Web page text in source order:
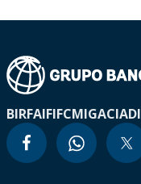
BIRFAIFIFCMIGACIADI